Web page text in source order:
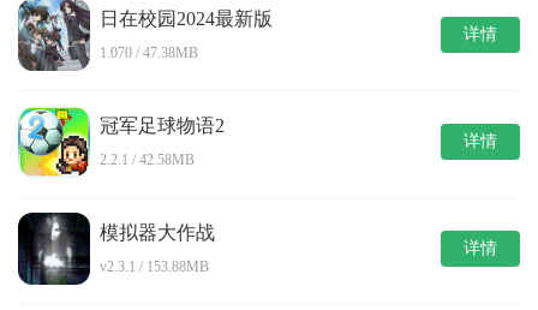
日在校园2024最新版
1.070 / 47.38MB
详情
冠军足球物语2
2.2.1 / 42.58MB
详情
模拟器大作战
v2.3.1 / 153.88MB
详情